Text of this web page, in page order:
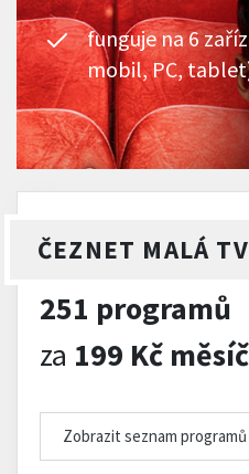
funguje na 6
mobil, PC,
ČEZNET MALÁ TV
251 programů
za 199 Kč
Zobrazit seznam programů